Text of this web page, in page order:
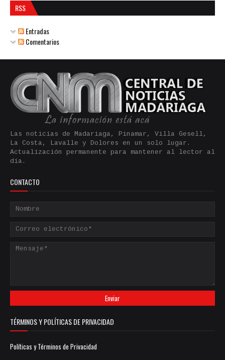
RSS
Entradas
Comentarios
Las noticias de Madariaga, Pinamar, Villa Gesell,
La Costa, Lavalle y Dolores en un solo lugar.
Actualización permanente para mantener al lector al
día.
CONTACTO
TÉRMINOS Y POLÍTICAS DE PRIVACIDAD
Políticas y Términos de Privacidad